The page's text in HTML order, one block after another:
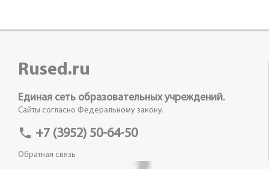
Rused.ru
Единая сеть образовательных учреждений.
Сайты согласно Федеральному закону.
phone +7 (3952) 50-64-50
Обратная связь